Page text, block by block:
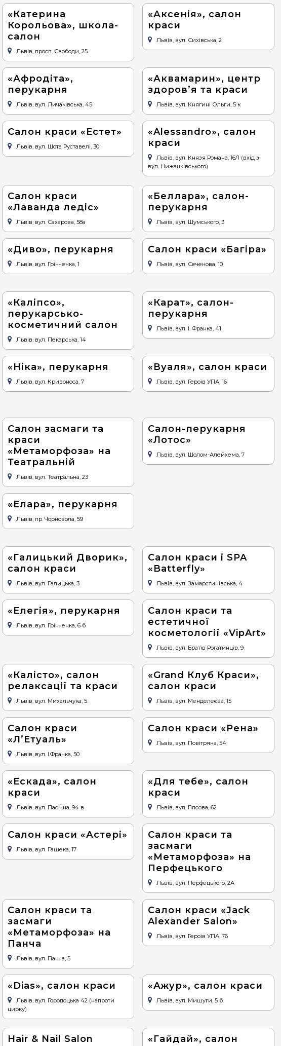
«Катерина
Корольова», школа-
салон
Львів, просп. Свободи, 25
«Аксенія», салон
краси
Львів, вул. Сихівська, 2
«Афродіта»,
перукарня
Львів, вул. Личаківська, 45
«Аквамарин», центр
здоров’я та краси
Львів, вул. Княгині Ольги, 5 к
Салон краси «Естет»
Львів, вул. Шота Руставелі, 30
«Alessandro», салон
краси
Львів, вул. Князя Романа, 16/1 (вхід з
вул. Нижанківського)
Салон краси
«Лаванда ледіс»
Львів, вул. Сахарова, 58а
«Беллара», салон-
перукарня
Львів, вул. Шумського, 3
«Диво», перукарня
Львів, вул. Грінченка, 1
Салон краси «Багіра»
Львів, вул. Сеченова, 10
«Каліпсо»,
перукарсько-
косметичний салон
Львів, вул. Пекарська, 14
«Карат», салон-
перукарня
Львів, вул. І. Франка, 41
«Ніка», перукарня
Львів, вул. Кривоноса, 7
«Вуаля», салон краси
Львів, вул. Героїв УПА, 16
Салон засмаги та
краси
«Метаморфоза» на
Театральній
Львів, вул. Театральна, 23
Салон-перукарня
«Лотос»
Львів, вул. Шолом-Алейхема, 7
«Елара», перукарня
Львів, пр. Чорновола, 59
«Галицький Дворик»,
салон краси
Львів, вул. Галицька, 3
Салон краси і SPA
«Batterfly»
Львів, вул. Замарстинівська, 4
«Елегія», перукарня
Львів, вул. Грінченка, 6 б
Салон краси та
естетичної
косметології «VipArt»
Львів, вул. Братів Рогатинців, 9
«Калісто», салон
релаксації та краси
Львів, вул. Михальчука, 5.
«Grand Клуб Краси»,
салон краси
Львів, вул. Менделеєва, 15
Салон краси
«Л’Етуаль»
Львів, вул. І.Франка, 50
Салон краси «Рена»
Львів, вул. Повітряна, 54
«Ескада», салон
краси
Львів, вул. Пасічна, 94 в
«Для тебе», салон
краси
Львів, вул. Гіпсова, 62
Салон краси «Астері»
Львів, вул. Гашека, 17
Cалон краси та
засмаги
«Метаморфоза» на
Перфецького
Львів, вул. Перфецького, 2А
Салон краси та
засмаги
«Метаморфоза» на
Панча
Львів, вул. Панча, 5
Салон краси «Jack
Alexander Salon»
Львів, вул. Героїв УПА, 76
«Dias», салон краси
Львів, вул. Городоцька 42 (напроти
цирку)
«Ажур», салон краси
Львів, вул. Мишуги, 5 б
Hair & Nail Salon
«Гайдай», салон